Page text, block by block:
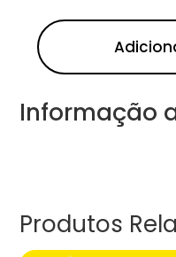
Informação
Produtos